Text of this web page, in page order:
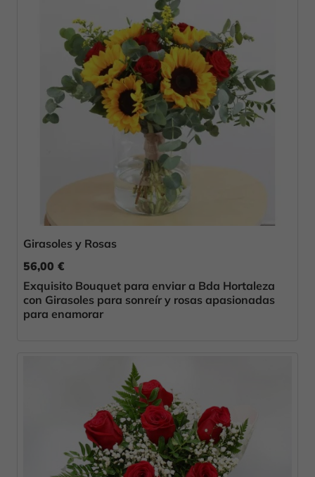
Girasoles y Rosas
56,00 €
Exquisito Bouquet para enviar a Bda Hortaleza
con Girasoles para sonreír y rosas apasionadas
para enamorar